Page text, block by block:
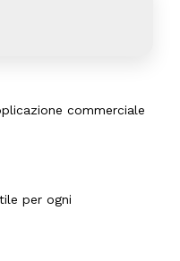
commerciale
per ogni